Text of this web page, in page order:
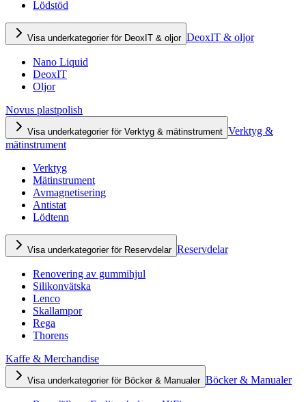
Lödstöd
Visa underkategorier för DeoxIT & oljor DeoxIT & oljor
Nano Liquid
DeoxIT
Oljor
Novus plastpolish
Visa underkategorier för Verktyg & mätinstrument Verktyg &
mätinstrument
Verktyg
Mätinstrument
Avmagnetisering
Antistat
Lödtenn
Visa underkategorier för Reservdelar Reservdelar
Renovering av gummihjul
Silikonvätska
Lenco
Skallampor
Rega
Thorens
Kaffe & Merchandise
Visa underkategorier för Böcker & Manualer Böcker & Manualer